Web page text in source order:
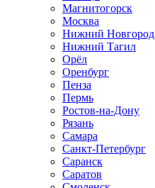
Магнитогорск
Москва
Нижний Новгород
Нижний Тагил
Орёл
Оренбург
Пенза
Пермь
Ростов‑на‑Дону
Рязань
Самара
Санкт‑Петербург
Саранск
Саратов